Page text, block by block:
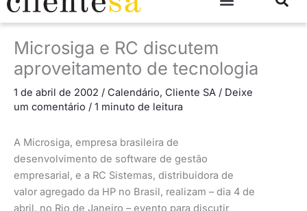
o
k
e
b
d
g
Microsiga e RC discutem
aproveitamento de tecnologia
1 de abril de 2002 / Calendário, Cliente SA / Deixe
um comentário / 1 minuto de leitura
A Microsiga, empresa brasileira de
desenvolvimento de software de gestão
empresarial, e a RC Sistemas, distribuidora de
valor agregado da HP no Brasil, realizam – dia 4 de
abril, no Rio de Janeiro – evento para discutir